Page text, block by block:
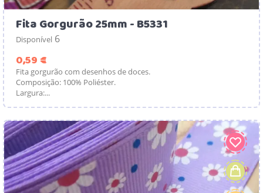
Fita Gorgurão 25mm - B5331
Disponível 6
0,59 €
Fita gorgurão com desenhos de doces.
Composição: 100% Poliéster.
Largura:...